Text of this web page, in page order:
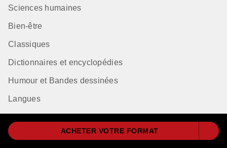
ACHETER VOTRE FORMAT
Sciences humaines
Bien-être
Classiques
Dictionnaires et encyclopédies
Humour et Bandes dessinées
Langues
Qui sommes-nous ?